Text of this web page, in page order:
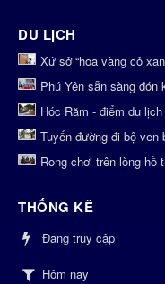
DU LỊCH
Xứ sở “hoa vàng cỏ
Phú Yên sẵn sàng đón
Hóc Răm - điểm du
Tuyến đường đi bộ ven
Rong chơi trên lòng hồ
THỐNG KÊ
Đang truy cập
Hôm nay